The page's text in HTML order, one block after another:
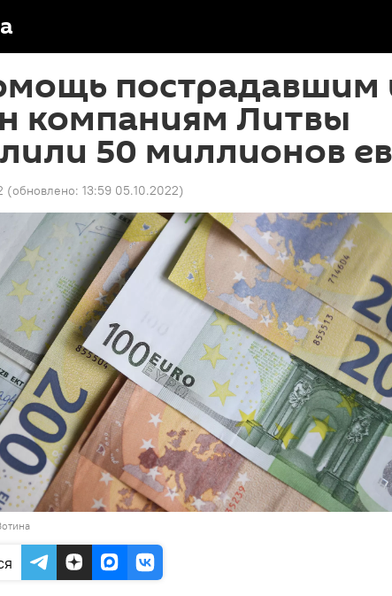
пострадавшим
компаниям Литвы
50 миллионов
(обновлено: 13:59 05.10.2022)